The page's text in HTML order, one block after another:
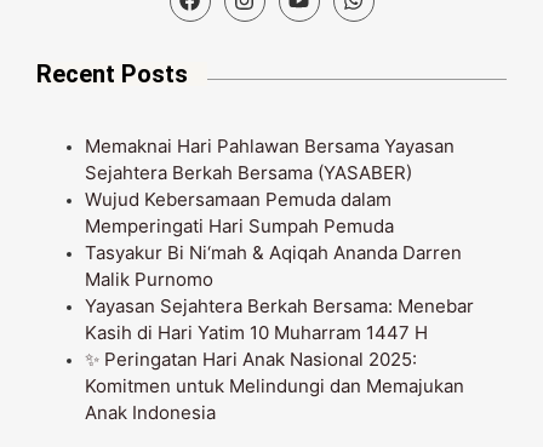
Recent Posts
Memaknai Hari Pahlawan Bersama Yayasan
Sejahtera Berkah Bersama (YASABER)
Wujud Kebersamaan Pemuda dalam
Memperingati Hari Sumpah Pemuda
Tasyakur Bi Ni‘mah & Aqiqah Ananda Darren
Malik Purnomo
Yayasan Sejahtera Berkah Bersama: Menebar
Kasih di Hari Yatim 10 Muharram 1447 H
✨ Peringatan Hari Anak Nasional 2025:
Komitmen untuk Melindungi dan Memajukan
Anak Indonesia